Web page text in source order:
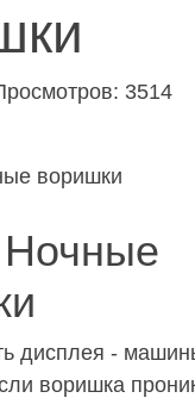
3514
дисплея -
воришка